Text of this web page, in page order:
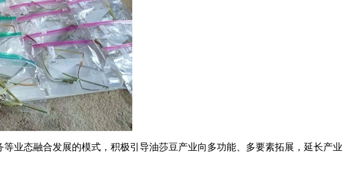
态融合发展的模式，积极引导油莎豆产业向多功能、多要素拓展，延长产业